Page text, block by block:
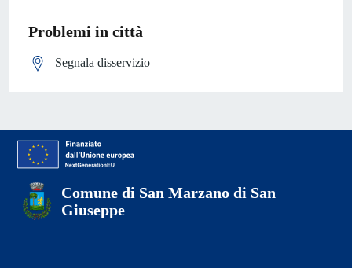
Problemi in città
Segnala disservizio
Comune di San Marzano di San
Giuseppe